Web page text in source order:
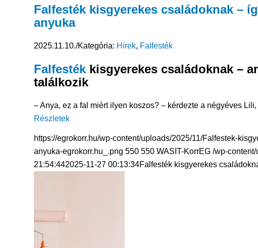
Falfesték kisgyerekes családoknak –
anyuka
2025.11.10./Kategória: Hírek, Falfesték
Falfesték kisgyerekes családoknak –
találkozik
– Anya, ez a fal miért ilyen koszos? – kérdezte a négyéves
Részletek
https://egrokorr.hu/wp-content/uploads/2025/11/Falfestek-
anyuka-egrokorr.hu_.png 550 550 WASIT-KorrEG /wp-
21:54:442025-11-27 00:13:34Falfesték kisgyerekes